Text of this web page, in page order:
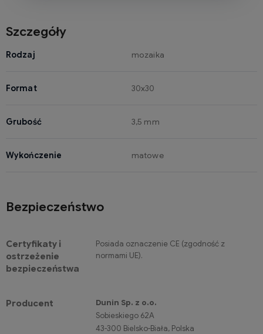
Szczegóły
Rodzaj mozaika
Format 30x30
Grubość 3,5 mm
Wykończenie matowe
Bezpieczeństwo
Certyfikaty i
ostrzeżenie
bezpieczeństwa
Posiada oznaczenie CE (zgodność z
normami UE).
Producent
Dunin Sp. z o.o.
Sobieskiego 62A
43-300 Bielsko-Biała, Polska